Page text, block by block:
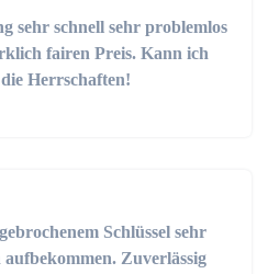
sehr schnell sehr problemlos
fairen Preis. Kann ich
Herrschaften!
Schlüssel sehr
Zuverlässig